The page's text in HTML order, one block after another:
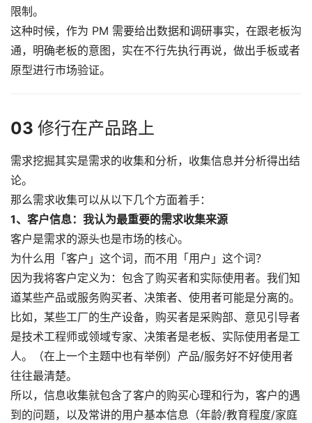
限制。
这种时候，作为 PM 需要给出数据和调研事实，在跟老板沟
通，明确老板的意图，实在不行先执行再说，做出手板或者
原型进行市场验证。
03 修行在产品路上
需求挖掘其实是需求的收集和分析，收集信息并分析得出结
论。
那么需求收集可以从以下几个方面着手：
1、客户信息：我认为最重要的需求收集来源
客户是需求的源头也是市场的核心。
为什么用「客户」这个词，而不用「用户」这个词？
因为我将客户定义为：包含了购买者和实际使用者。我们知
道某些产品或服务购买者、决策者、使用者可能是分离的。
比如，某些工厂的生产设备，购买者是采购部、意见引导者
是技术工程师或领域专家、决策者是老板、实际使用者是工
人。（在上一个主题中也有举例）产品/服务好不好使用者
往往最清楚。
所以，信息收集就包含了客户的购买心理和行为，客户的遇
到的问题，以及常讲的用户基本信息（年龄/教育程度/家庭